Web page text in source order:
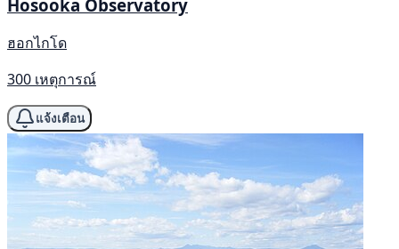
Hosooka Observatory
ฮอกไกโด
300 เหตุการณ์
แจ้งเตือน